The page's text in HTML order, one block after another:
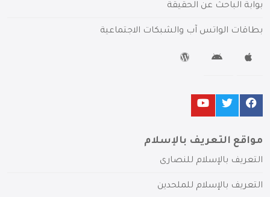
بوابة الباحث عن الحقيقة
بطاقات الواتس آب والشبكات الاجتماعية
مواقع التعريف بالإسلام
التعريف بالإسلام للنصارى
التعريف بالإسلام للملحدين